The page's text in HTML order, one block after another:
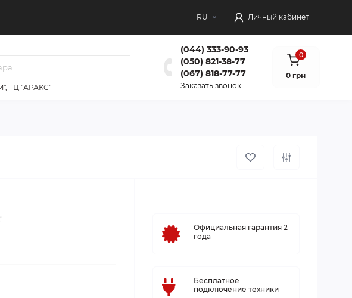
RU Личный кабинет
ТЦ "АРАКС"
(044) 333-90-93
(050) 821-38-77
(067) 818-77-77
Заказать звонок
0
0 грн
Официальная гарантия 2
года
Бесплатное
подключение техники